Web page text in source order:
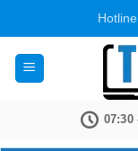
nội
dung
07:30